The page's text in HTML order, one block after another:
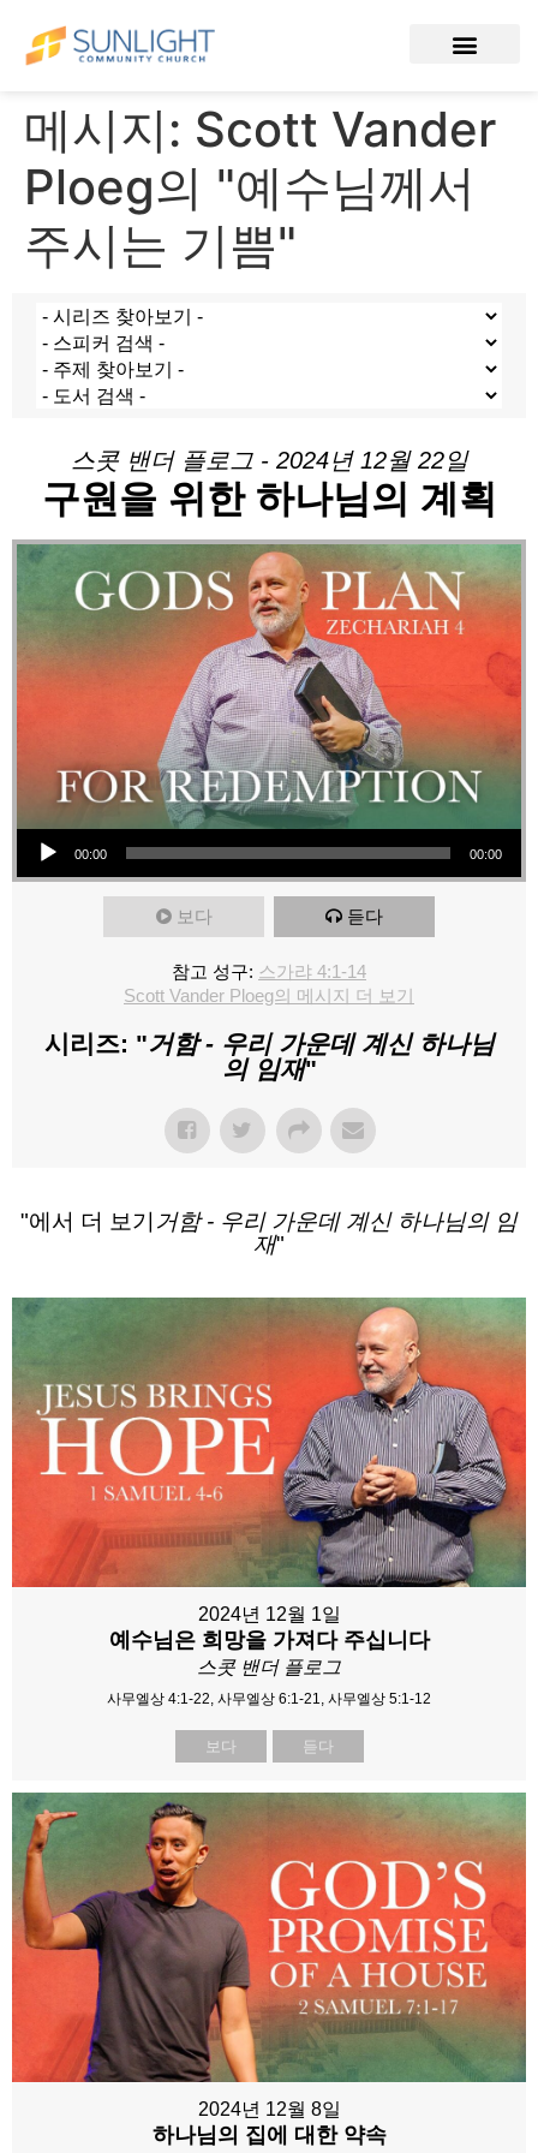
메시지: Scott Vander
Ploeg의 "예수님께서
주시는 기쁨"
스콧 밴더 플로그 - 2024년 12월 22일
구원을 위한 하나님의 계획
오디오 플레이어
00:00 00:00
보다 듣다
참고 성구: 스가랴 4:1-14
Scott Vander Ploeg의 메시지 더 보기
시리즈: "거함 - 우리 가운데 계신 하나님
의 임재"
"에서 더 보기 거함 - 우리 가운데 계신 하나님의 임
재"
2024년 12월 1일
예수님은 희망을 가져다 주십니다
스콧 밴더 플로그
사무엘상 4:1-22, 사무엘상 6:1-21, 사무엘상 5:1-12
보다 듣다
2024년 12월 8일
하나님의 집에 대한 약속